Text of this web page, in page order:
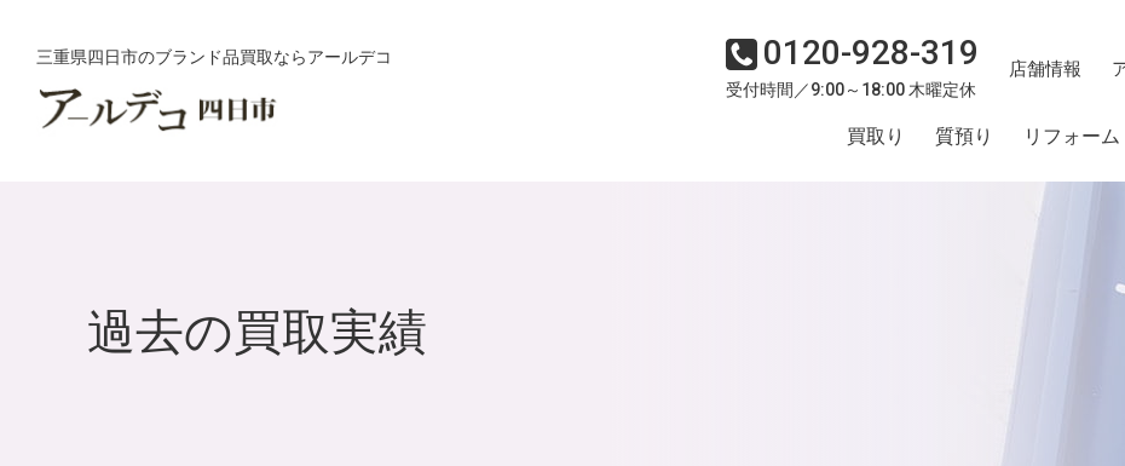
三重県四日市のブランド品買取ならアールデコ 0120-928-319
受付時間／9:00～18:00 木曜定休
店舗情報
買取り 質預り リフォーム
過去の買取実績